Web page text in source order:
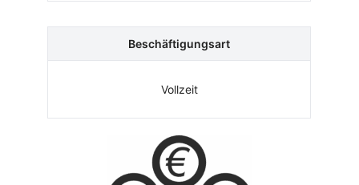
Beschäftigungsart
Vollzeit